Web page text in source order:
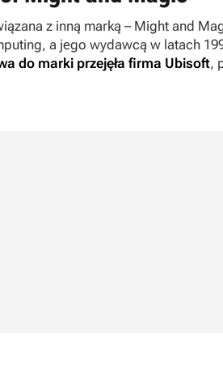
z inną marką – Might and
a jego wydawcą w latach
do marki przejęła firma Ubisoft,